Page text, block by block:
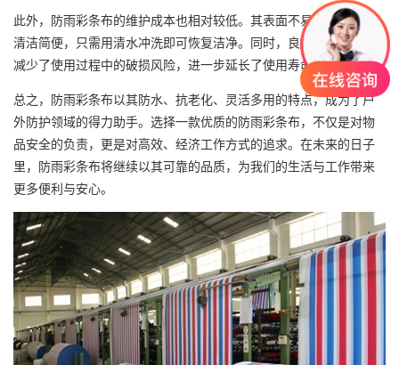
此外，防雨彩条布的维护成本也相对较低。其表面不易沾染污渍，
清洁简便，只需用清水冲洗即可恢复洁净。同时，良好的耐磨性也
减少了使用过程中的破损风险，进一步延长了使用寿命。
总之，防雨彩条布以其防水、抗老化、灵活多用的特点，成为了户
外防护领域的得力助手。选择一款优质的防雨彩条布，不仅是对物
品安全的负责，更是对高效、经济工作方式的追求。在未来的日子
里，防雨彩条布将继续以其可靠的品质，为我们的生活与工作带来
更多便利与安心。